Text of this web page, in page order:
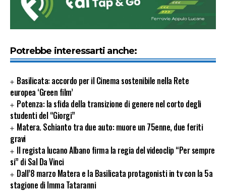
Potrebbe interessarti anche:
Basilicata: accordo per il Cinema sostenibile nella Rete
europea ‘Green film’
Potenza: la sfida della transizione di genere nel corto degli
studenti del “Giorgi”
Matera. Schianto tra due auto: muore un 75enne, due feriti
gravi
Il regista lucano Albano firma la regia del videoclip “Per sempre
si” di Sal Da Vinci
Dall’8 marzo Matera e la Basilicata protagonisti in tv con la 5a
stagione di Imma Tataranni